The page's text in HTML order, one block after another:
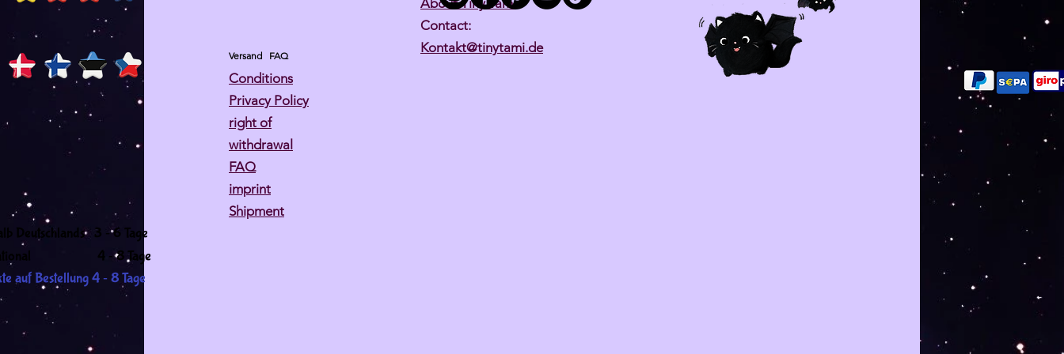
Deutschlands 3 -6 Tage
4 -8 Tage
Versand FAQ
Conditions
Privacy Policy
right of
withdrawal
FAQ
imprint
Shipment
auf Bestellung 4 - 8 Tage
About Tiny Tami
Contact:
Kontakt@tinytami.de